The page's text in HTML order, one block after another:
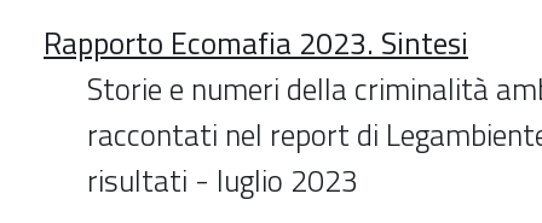
Rapporto Ecomafia 2023. Sintesi
Storie e numeri della criminalità
raccontati nel report di
risultati - luglio 2023